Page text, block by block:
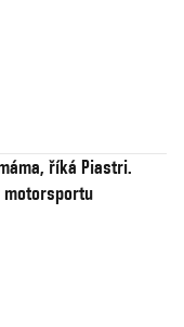
říká Piastri.
motorsportu